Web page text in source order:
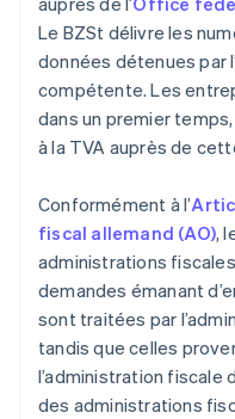
Le BZSt délivre les
données détenues par
compétente. Les
dans un premier
à la TVA auprès de
Conformément à l’
fiscal allemand (AO),
administrations
demandes émanant
sont traitées par
tandis que celles
l’administration fiscale
des administrations